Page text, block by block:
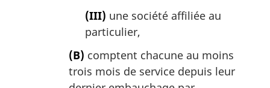
(III) une société affiliée au
particulier,
(B) comptent chacune au moins
trois mois de service depuis leur